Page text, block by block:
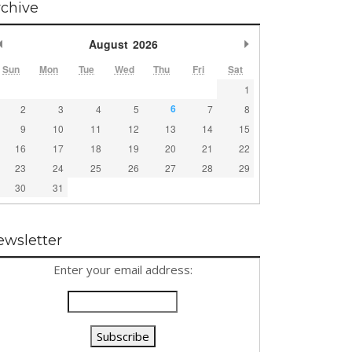
August 2026
Sun Mon Tue Wed Thu Fri Sat
1
2
3 4 5 6 7
8
9
10 11 12 13 14
15
16
17 18 19 20 21
22
23
24 25 26 27 28
29
30
31
Enter your email address: